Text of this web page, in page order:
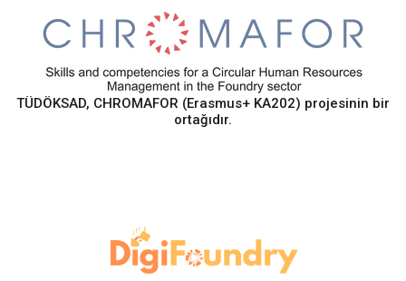
TÜDÖKSAD, CHROMAFOR (Erasmus+ KA202) projesinin bir
ortağıdır.